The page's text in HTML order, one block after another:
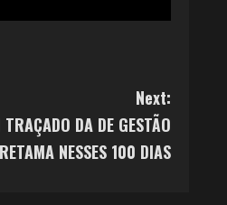
Next:
DA DE GESTÃO
NESSES 100 DIAS